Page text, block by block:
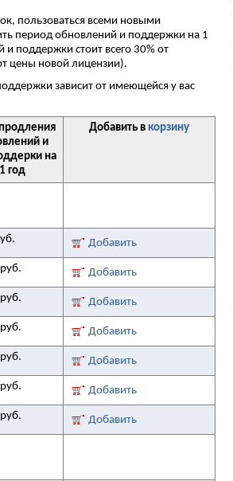
пользоваться всеми новыми
период обновлений и поддержки на 1
поддержки стоит всего 30% от
цены новой лицензии).
зависит от имеющейся у вас
и
на
1 год
Добавить в корзину
Добавить
руб. Добавить
руб. Добавить
руб. Добавить
руб. Добавить
руб. Добавить
руб. Добавить